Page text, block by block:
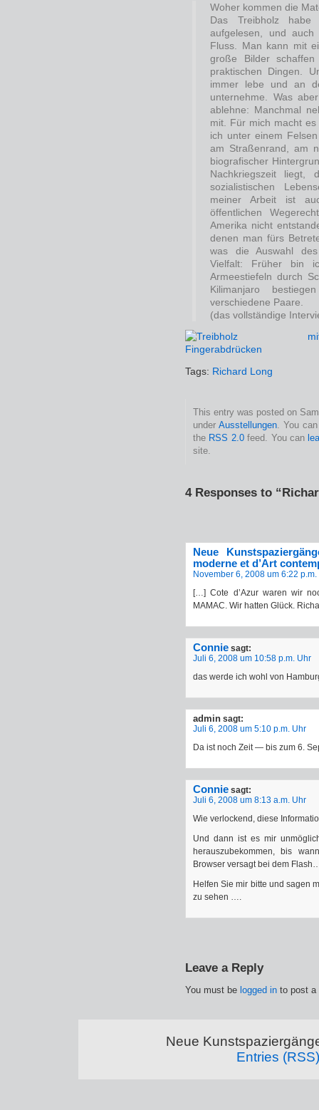
Woher kommen die
Das Treibholz
aufgelesen, und
Fluss. Man kann mit
große Bilder
praktischen Dingen.
immer lebe und an
unternehme. Was
ablehne: Manchmal
mit. Für mich macht
ich unter einem
am Straßenrand, am
biografischer
Nachkriegszeit
sozialistischen
meiner Arbeit ist
öffentlichen
Amerika nicht
denen man fürs
was die Auswahl
Vielfalt: Früher bin
Armeestiefeln durch
Kilimanjaro
verschiedene Paare.
(das vollständige
Tags: Richard Long
This entry was posted on
underAusstellungen . You
the RSS 2.0feed. You can
site.
4 Responses to
Neue
moderne et d’Art
November 6, 2008 um 6:22 p.m.
[…] Cote d’Azur waren wir
MAMAC. Wir hatten Glück.
Connie sagt:
Juli 6, 2008 um 10:58 p.m. Uhr
das werde ich wohl von
admin sagt:
Juli 6, 2008 um 5:10 p.m. Uhr
Da ist noch Zeit — bis zum 6.
Connie sagt:
Juli 6, 2008 um 8:13 a.m. Uhr
Wie verlockend, diese
Und dann ist es mir
herauszubekommen, bis
Browser versagt bei dem
Helfen Sie mir bitte und sagen
zu sehen ….
Leave a Reply
You must be logged in to post a
Neue
Entries (RSS)